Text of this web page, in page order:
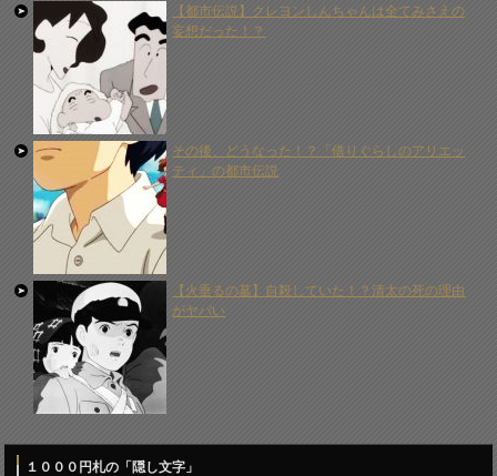
【都市伝説】クレヨンしんちゃんは全てみさえの
妄想だった！？
その後、どうなった！？「借りぐらしのアリエッ
ティ」の都市伝説
【火垂るの墓】自殺していた！？清太の死の理由
がヤバい
１０００円札の「隠し文字」